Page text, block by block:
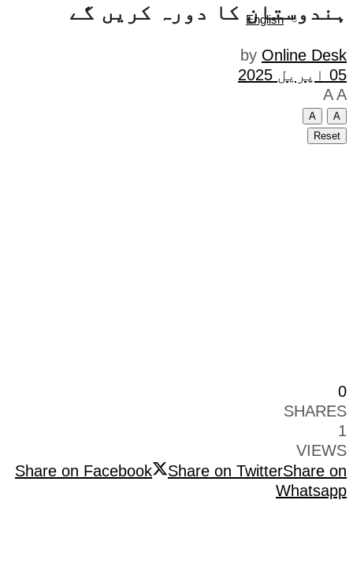
English
ہندوستان کا دورہ کریں گے
by Online Desk
05 اپریل 2025
A A
A
A
Reset
0
SHARES
1
VIEWS
Share on Facebook
Share on TwitterShare on
Whatsapp